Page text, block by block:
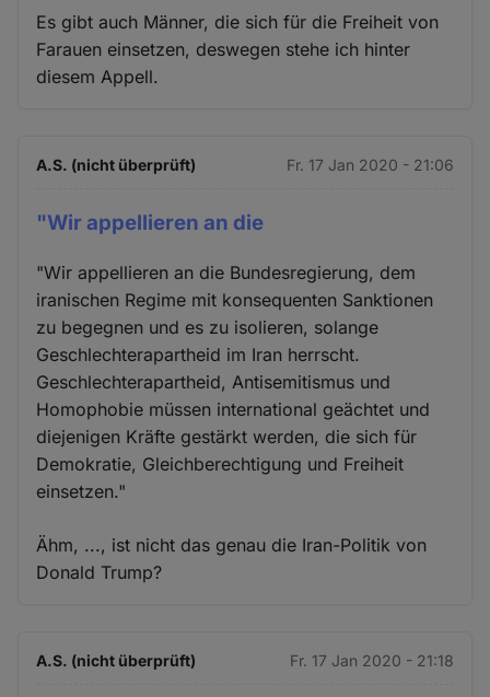
Es gibt auch Männer, die sich für die Freiheit von
Farauen einsetzen, deswegen stehe ich hinter
diesem Appell.
A.S. (nicht überprüft) Fr. 17 Jan 2020 - 21:06
"Wir appellieren an die
"Wir appellieren an die Bundesregierung, dem
iranischen Regime mit konsequenten Sanktionen
zu begegnen und es zu isolieren, solange
Geschlechterapartheid im Iran herrscht.
Geschlechterapartheid, Antisemitismus und
Homophobie müssen international geächtet und
diejenigen Kräfte gestärkt werden, die sich für
Demokratie, Gleichberechtigung und Freiheit
einsetzen."
Ähm, ..., ist nicht das genau die Iran-Politik von
Donald Trump?
A.S. (nicht überprüft) Fr. 17 Jan 2020 - 21:18